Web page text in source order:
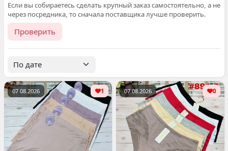
Если вы собираетесь сделать крупный заказ самостоятельно, а не
через посредника, то сначала поставщика лучше проверить.
Проверить
07.08.2026 1 07.08.2026 0